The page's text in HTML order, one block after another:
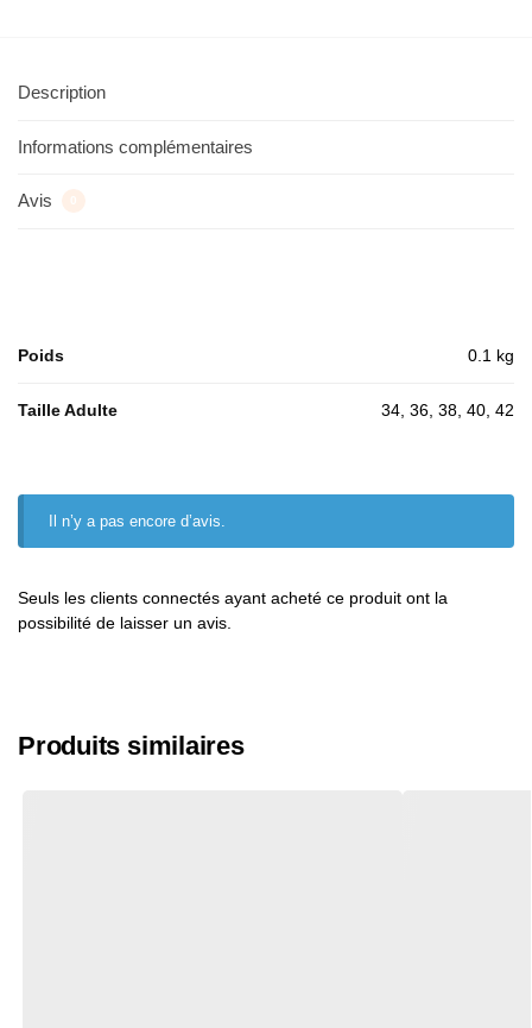
Description
Informations complémentaires
Avis 0
Poids 0.1 kg
Taille Adulte 34, 36, 38, 40, 42
Il n’y a pas encore d’avis.
Seuls les clients connectés ayant acheté ce produit ont la
possibilité de laisser un avis.
Produits similaires